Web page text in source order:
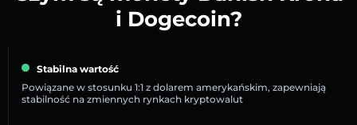
i Dogecoin?
Stabilna wartość
Powiązane w stosunku 1:1 z dolarem amerykańskim, zapewniają
stabilność na zmiennych rynkach kryptowalut